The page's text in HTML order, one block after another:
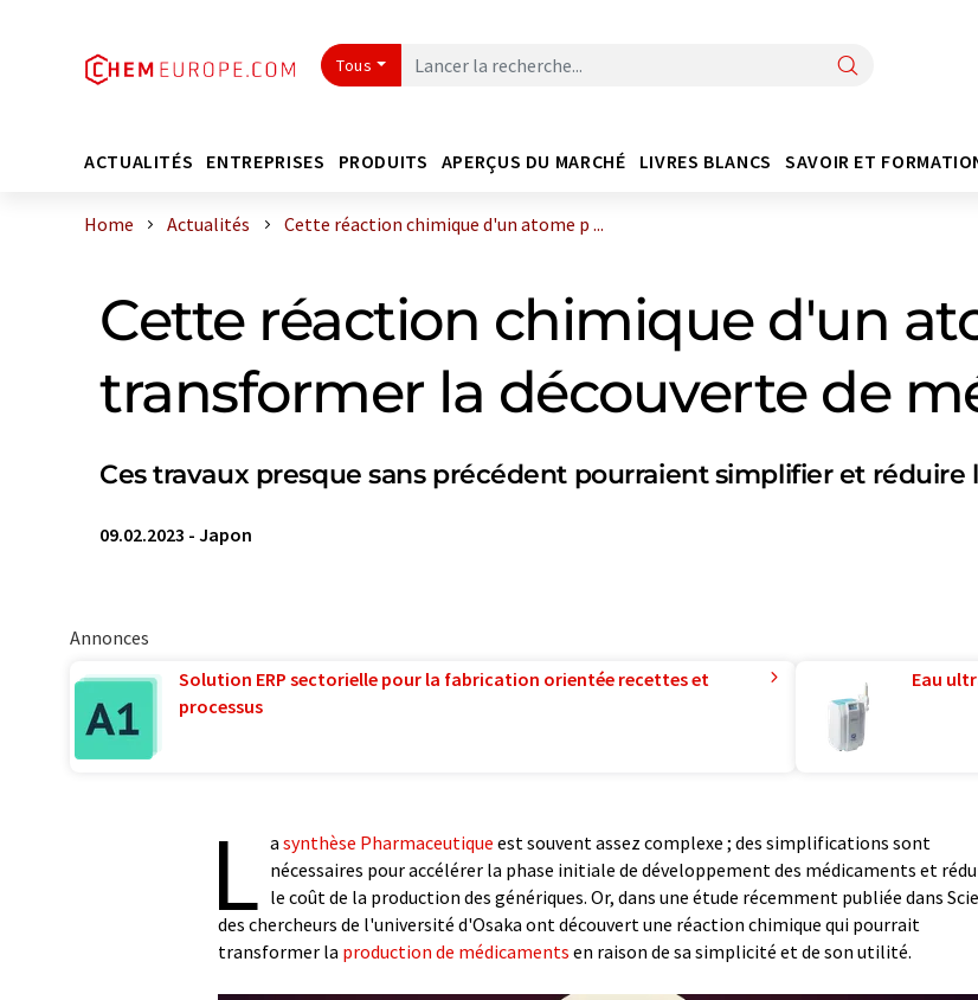
Tous
ACTUALITÉS ENTREPRISES PRODUITS APERÇUS DU MARCHÉ LIVRES BLANCS SAVOIR ET
Home Actualités Cette réaction chimique d'un atome p ...
Cette réaction chimique d'un
transformer la découverte de
Ces travaux presque sans précédent pourraient simplifier et
09.02.2023 - Japon
Annonces
Solution ERP sectorielle pour la fabrication orientée recettes et
processus
Eau
L a synthèse Pharmaceutique est souvent assez complexe ; des simplifications sont
nécessaires pour accélérer la phase initiale de développement des médicaments et
le coût de la production des génériques. Or, dans une étude récemment publiée dans
des chercheurs de l'université d'Osaka ont découvert une réaction chimique qui pourrait
transformer la production de médicaments en raison de sa simplicité et de son utilité.